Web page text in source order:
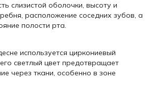
слизистой оболочки, высоту и
расположение соседних зубов, а
полости рта.
используется циркониевый
светлый цвет предотвращает
через ткани, особенно в зоне